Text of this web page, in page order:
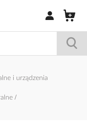
Zaloguj się /
i urządzenia